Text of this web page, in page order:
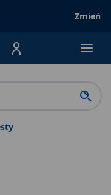
Zmień
Produktów,